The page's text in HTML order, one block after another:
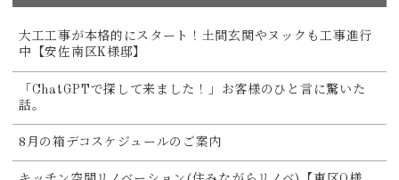
大工工事が本格的にスタート！土間玄関やヌックも工事進行
中【安佐南区K様邸】
「ChatGPTで探して来ました！」お客様のひと言に驚いた
話。
8月の箱デコスケジュールのご案内